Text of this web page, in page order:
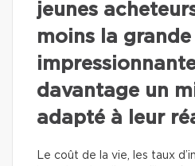
jeunes
moins la
davantage un
adapté à leur
Le coût de la vie, les taux